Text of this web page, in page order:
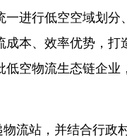
进行低空空域划分
本、效率优势，打
空物流生态链企业
流站，并结合行政